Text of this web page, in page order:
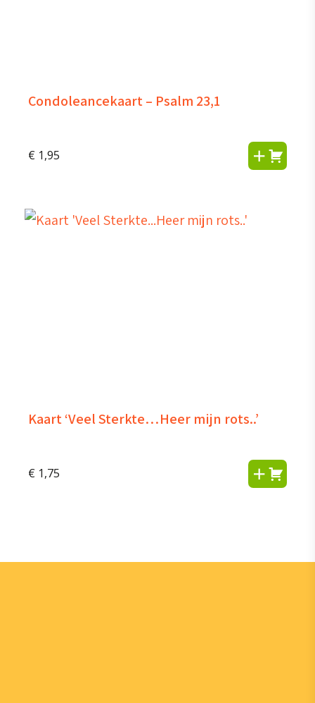
Condoleancekaart – Psalm 23,1
€ 1,95
Kaart ‘Veel Sterkte…Heer mijn rots..’
€ 1,75